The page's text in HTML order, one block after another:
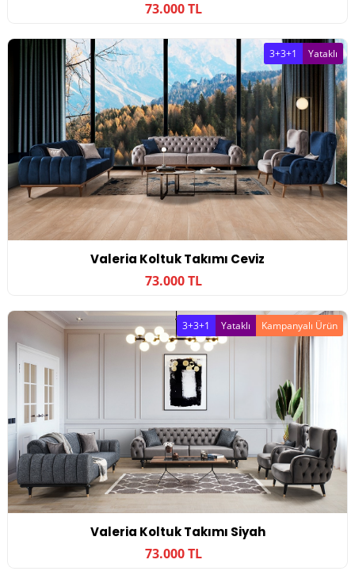
73.000 TL
Valeria Koltuk Takımı Ceviz
73.000 TL
3+3+1 Yataklı
Valeria Koltuk Takımı Siyah
73.000 TL
3+3+1 Yataklı Kampanyalı Ürün